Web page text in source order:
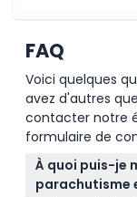
FAQ
Voici quelques
avez d'autres
contacter notre
formulaire de
À quoi puis-je
parachutisme